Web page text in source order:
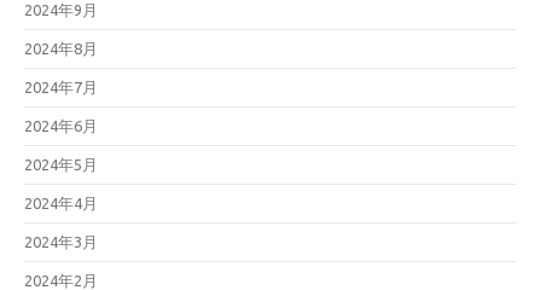
2024年9月
2024年8月
2024年7月
2024年6月
2024年5月
2024年4月
2024年3月
2024年2月